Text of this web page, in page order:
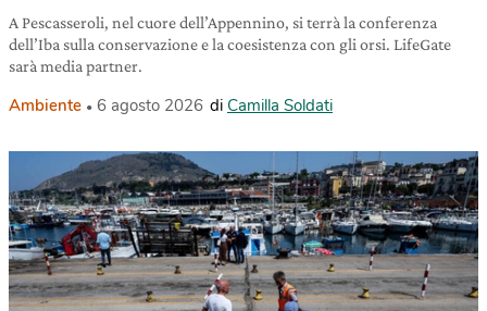
A Pescasseroli, nel cuore dell’Appennino, si terrà la conferenza
dell’Iba sulla conservazione e la coesistenza con gli orsi. LifeGate
sarà media partner.
Ambiente 6 agosto 2026 di Camilla Soldati